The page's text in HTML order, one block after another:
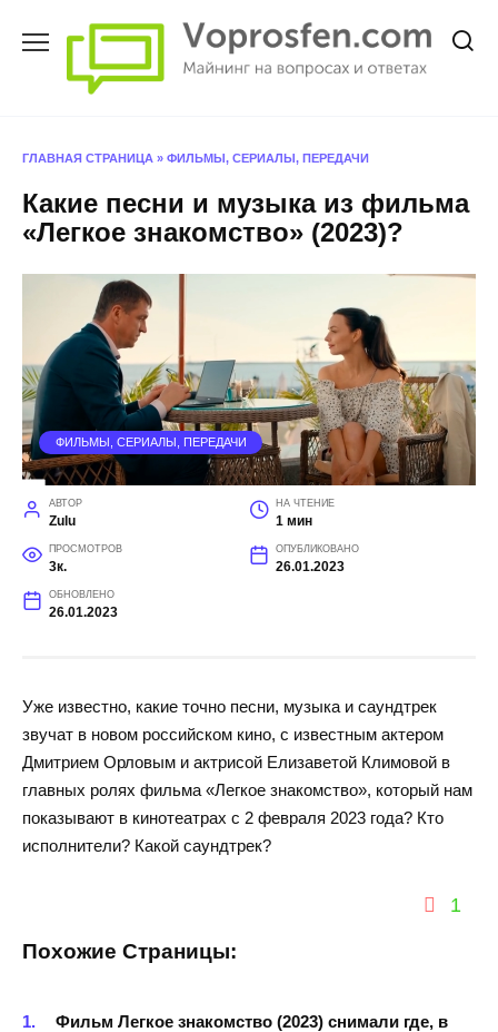
ГЛАВНАЯ СТРАНИЦА » ФИЛЬМЫ, СЕРИАЛЫ, ПЕРЕДАЧИ
Какие песни и музыка из фильма
«Легкое знакомство» (2023)?
ФИЛЬМЫ, СЕРИАЛЫ, ПЕРЕДАЧИ
АВТОР
Zulu
НА ЧТЕНИЕ
1 мин
ПРОСМОТРОВ
3к.
ОПУБЛИКОВАНО
26.01.2023
ОБНОВЛЕНО
26.01.2023
Уже известно, какие точно песни, музыка и саундтрек
звучат в новом российском кино, с известным актером
Дмитрием Орловым и актрисой Елизаветой Климовой в
главных ролях фильма «Легкое знакомство», который нам
показывают в кинотеатрах с 2 февраля 2023 года? Кто
исполнители? Какой саундтрек?
1
Похожие Страницы:
Фильм Легкое знакомство (2023) снимали где, в